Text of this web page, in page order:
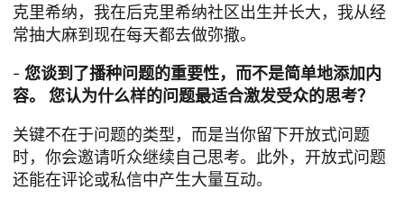
克里希纳，我在后克里希纳社区出生并长大，我从经
常抽大麻到现在每天都去做弥撒。
- 您谈到了播种问题的重要性，而不是简单地添加内
容。 您认为什么样的问题最适合激发受众的思考？
关键不在于问题的类型，而是当你留下开放式问题
时，你会邀请听众继续自己思考。此外，开放式问题
还能在评论或私信中产生大量互动。